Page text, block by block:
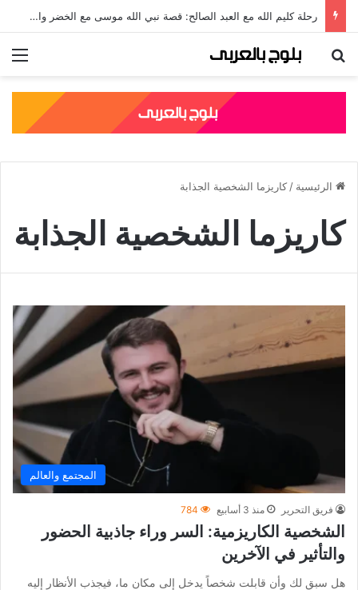
رحلة كليم الله مع العبد الصالح: قصة نبي الله موسى مع الخضر والدروس المستفادة منها
بحث عن
الرئيسية / كاريزما الشخصية الجذابة
كاريزما الشخصية الجذابة
المجتمع والعالم
فريق التحرير منذ 3 أسابيع 784
الشخصية الكاريزمية: السر وراء جاذبية الحضور
والتأثير في الآخرين
هل سبق لك وأن قابلت شخصاً يدخل إلى مكان ما، فيجذب الأنظار إليه